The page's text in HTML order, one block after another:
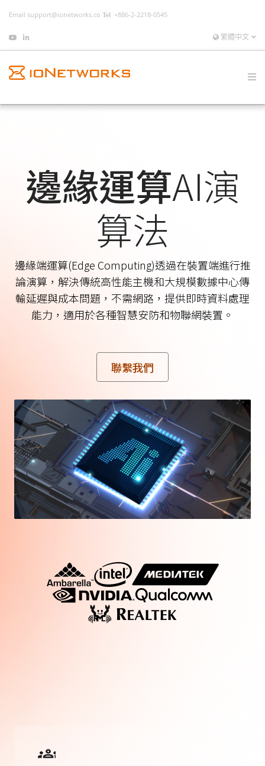
+886-2-2218-0545
Email support@ionetworks.co
繁體中文
邊緣運算AI演
算法
邊緣端運算(Edge Computing)透過在裝置端進行推
論演算，解決傳統高性能主機和大規模數據中心傳
輸延遲與成本問題，不需網路，提供即時資料處理
能力，適用於各種智慧安防和物聯網裝置。
聯繫我們